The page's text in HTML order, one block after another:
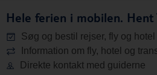
Hele ferien i mobilen. Hent
Søg og bestil rejser, fly og hotel
Information om fly, hotel og
Direkte kontakt med guiderne